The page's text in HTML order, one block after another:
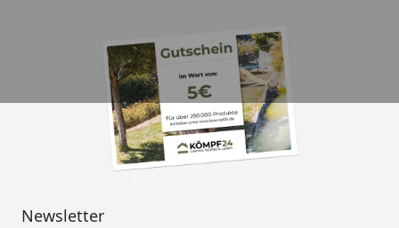
269 cm (vorne)
221 cm (hinten)
Fläche
17,25 m²
Umbauter Raum
42,26 m³
Dachneigung
9°
Schneelast
Newsletter